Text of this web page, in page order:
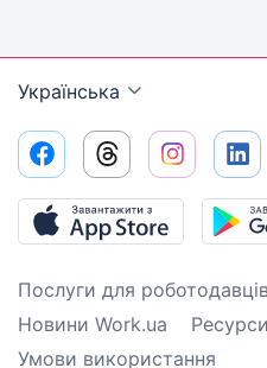
Українська
Послуги для роботодавців
Новини Work.ua
Ресурси
Умови використання